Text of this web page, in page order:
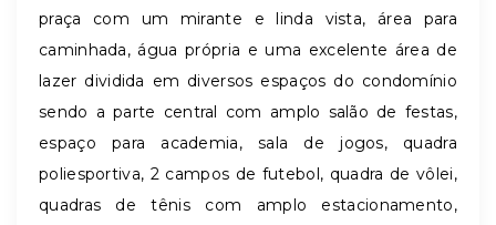
praça com um mirante e linda vista, área para
caminhada, água própria e uma excelente área de
lazer dividida em diversos espaços do condomínio
sendo a parte central com amplo salão de festas,
espaço para academia, sala de jogos, quadra
poliesportiva, 2 campos de futebol, quadra de vôlei,
quadras de tênis com amplo estacionamento,